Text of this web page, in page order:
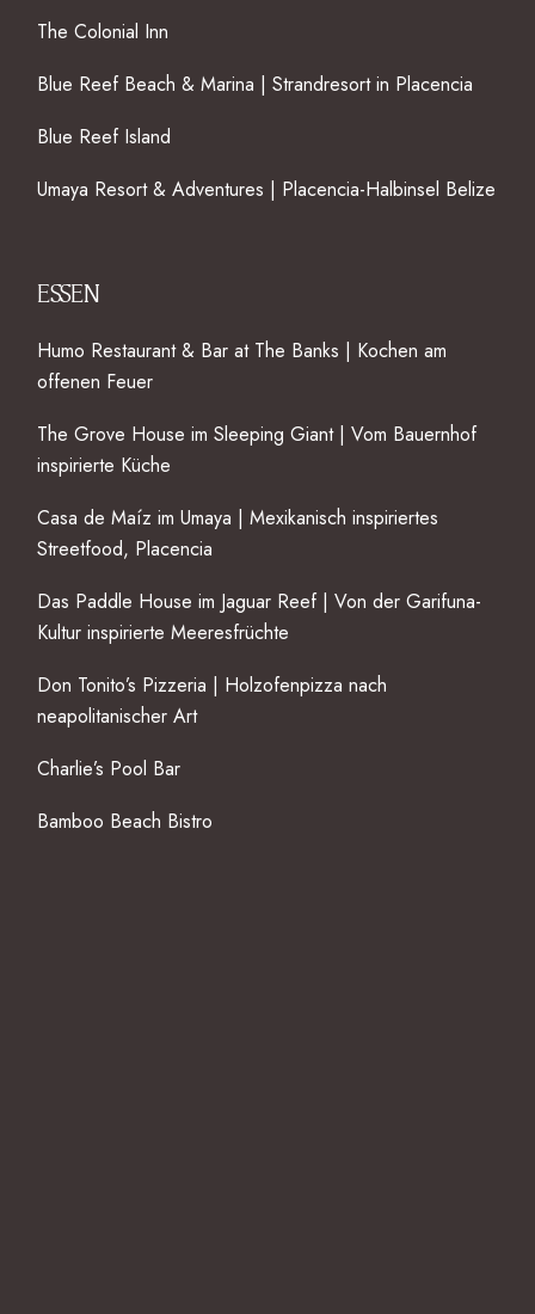
The Colonial Inn
Blue Reef Beach & Marina | Strandresort in Placencia
Blue Reef Island
Umaya Resort & Adventures | Placencia-Halbinsel Belize
ESSEN
Humo Restaurant & Bar at The Banks | Kochen am
offenen Feuer
The Grove House im Sleeping Giant | Vom Bauernhof
inspirierte Küche
Casa de Maíz im Umaya | Mexikanisch inspiriertes
Streetfood, Placencia
Das Paddle House im Jaguar Reef | Von der Garifuna-
Kultur inspirierte Meeresfrüchte
Don Tonito’s Pizzeria | Holzofenpizza nach
neapolitanischer Art
Charlie’s Pool Bar
Bamboo Beach Bistro